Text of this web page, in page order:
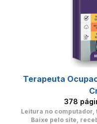
Terapeuta
378
Leitura no
Baixe pelo site,